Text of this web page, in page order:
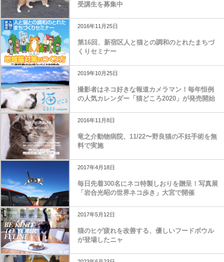
受講生を募集中
2016年11月25日
第16回、新宿区人と猫との調和のとれたまちづ
くりセミナー
2019年10月25日
撮影者はネコ好きな報道カメラマン！毎年恒例
の人気カレンダー「猫どころ2020」が発売開始
2016年11月8日
竜之介動物病院、11/22〜野良猫の不妊手術を無
料で実施
2017年4月18日
毎日先着300名にネコ特製しおりを贈呈！写真展
「岩合光昭の世界ネコ歩き」大宮で開催
2017年5月12日
猫のヒゲ疲れを改善する、優しいフードボウル
が登場したニャ